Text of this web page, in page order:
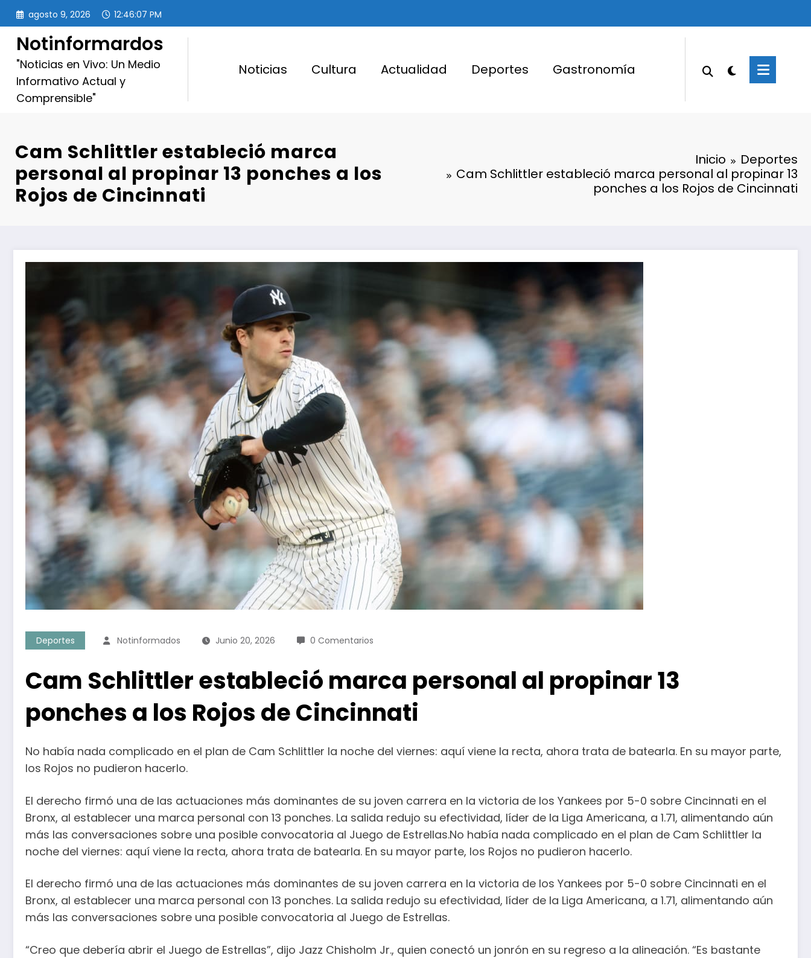
Saltar
contenido
agosto 9, 2026 12:46:08 PM
Notinformardos
"Noticias en Vivo: Un Medio
Informativo Actual y
Comprensible"
Noticias Cultura Actualidad Deportes Gastronomía
Cam Schlittler estableció marca
personal al propinar 13 ponches a los
Rojos de Cincinnati
Inicio
Deportes
Cam Schlittler estableció marca personal al propinar 13
ponches a los Rojos de Cincinnati
Deportes Notinformados Junio 20, 2026 0 Comentarios
Cam Schlittler estableció marca personal al propinar 13
ponches a los Rojos de Cincinnati
No había nada complicado en el plan de Cam Schlittler la noche del viernes: aquí viene la recta, ahora trata de batearla. En su mayor parte,
los Rojos no pudieron hacerlo.
El derecho firmó una de las actuaciones más dominantes de su joven carrera en la victoria de los Yankees por 5-0 sobre Cincinnati en el
Bronx, al establecer una marca personal con 13 ponches. La salida redujo su efectividad, líder de la Liga Americana, a 1.71, alimentando aún
más las conversaciones sobre una posible convocatoria al Juego de Estrellas.No había nada complicado en el plan de Cam Schlittler la
noche del viernes: aquí viene la recta, ahora trata de batearla. En su mayor parte, los Rojos no pudieron hacerlo.
El derecho firmó una de las actuaciones más dominantes de su joven carrera en la victoria de los Yankees por 5-0 sobre Cincinnati en el
Bronx, al establecer una marca personal con 13 ponches. La salida redujo su efectividad, líder de la Liga Americana, a 1.71, alimentando aún
más las conversaciones sobre una posible convocatoria al Juego de Estrellas.
“Creo que debería abrir el Juego de Estrellas”, dijo Jazz Chisholm Jr., quien conectó un jonrón en su regreso a la alineación. “Es bastante